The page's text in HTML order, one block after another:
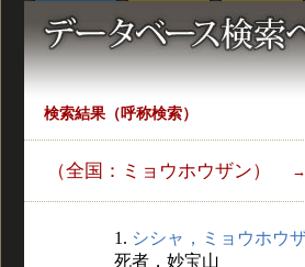
検索結果（呼称検索）
（全国：ミョウホウザン） →
1. シシャ，ミョウホウ
死者，妙宝山